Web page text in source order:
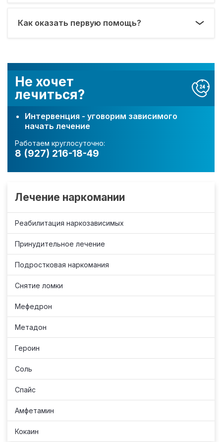
Не хочет
лечиться?
Интервенция - уговорим зависимого
начать лечение
Работаем круглосуточно:
8 (927) 216-18-49
Лечение наркомании
Реабилитация наркозависимых
Принудительное лечение
Подростковая наркомания
Снятие ломки
Мефедрон
Метадон
Героин
Соль
Спайс
Амфетамин
Кокаин
Как оказать первую помощь?